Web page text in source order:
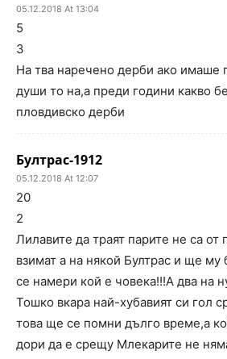
05.12.2018 At 13:04
5
3
На тва наречено дерби ако имаше
души то на,а преди години какво
пловдивско дерби
Бултрас-1912
05.12.2018 At 12:07
20
2
Лилавите да траят парите не са
взимат а на някой Бултрас и ще му
се намери кой е човека!!!А два на
Тошко вкара най-хубавият си гол
това ще се помни дълго време,а
дори да е срещу Млекарите не